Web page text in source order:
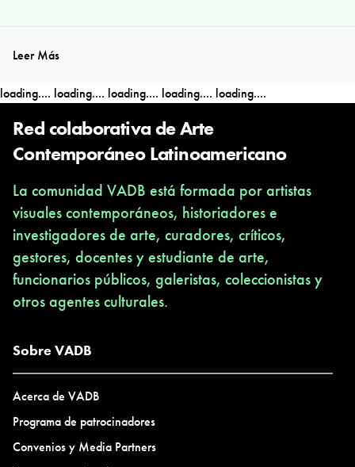
Leer Más
loading.... loading.... loading.... loading.... loading....
Red colaborativa de Arte
Contemporáneo Latinoamericano
La comunidad VADB está formada por artistas
visuales contemporáneos, historiadores e
investigadores de arte, curadores, críticos,
gestores, docentes y estudiante de arte,
funcionarios públicos, galeristas, coleccionistas y
otros agentes culturales.
Sobre VADB
Acerca de VADB
Programa de patrocinadores
Convenios y Media Partners